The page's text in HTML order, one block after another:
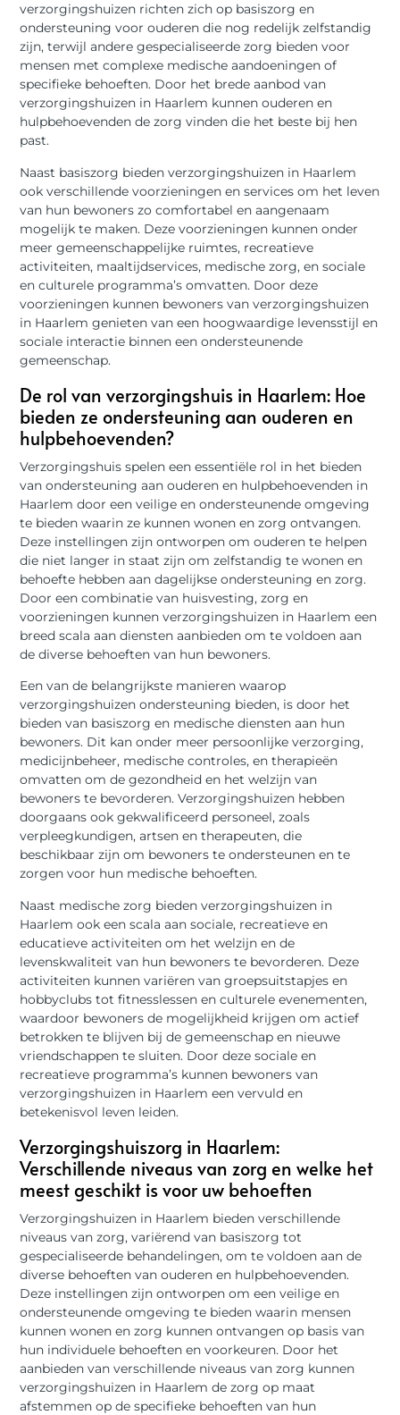
verzorgingshuizen richten zich op basiszorg en
ondersteuning voor ouderen die nog redelijk zelfstandig
zijn, terwijl andere gespecialiseerde zorg bieden voor
mensen met complexe medische aandoeningen of
specifieke behoeften. Door het brede aanbod van
verzorgingshuizen in Haarlem kunnen ouderen en
hulpbehoevenden de zorg vinden die het beste bij hen
past.
Naast basiszorg bieden verzorgingshuizen in Haarlem
ook verschillende voorzieningen en services om het leven
van hun bewoners zo comfortabel en aangenaam
mogelijk te maken. Deze voorzieningen kunnen onder
meer gemeenschappelijke ruimtes, recreatieve
activiteiten, maaltijdservices, medische zorg, en sociale
en culturele programma’s omvatten. Door deze
voorzieningen kunnen bewoners van verzorgingshuizen
in Haarlem genieten van een hoogwaardige levensstijl en
sociale interactie binnen een ondersteunende
gemeenschap.
De rol van verzorgingshuis in Haarlem: Hoe
bieden ze ondersteuning aan ouderen en
hulpbehoevenden?
Verzorgingshuis spelen een essentiële rol in het bieden
van ondersteuning aan ouderen en hulpbehoevenden in
Haarlem door een veilige en ondersteunende omgeving
te bieden waarin ze kunnen wonen en zorg ontvangen.
Deze instellingen zijn ontworpen om ouderen te helpen
die niet langer in staat zijn om zelfstandig te wonen en
behoefte hebben aan dagelijkse ondersteuning en zorg.
Door een combinatie van huisvesting, zorg en
voorzieningen kunnen verzorgingshuizen in Haarlem een
breed scala aan diensten aanbieden om te voldoen aan
de diverse behoeften van hun bewoners.
Een van de belangrijkste manieren waarop
verzorgingshuizen ondersteuning bieden, is door het
bieden van basiszorg en medische diensten aan hun
bewoners. Dit kan onder meer persoonlijke verzorging,
medicijnbeheer, medische controles, en therapieën
omvatten om de gezondheid en het welzijn van
bewoners te bevorderen. Verzorgingshuizen hebben
doorgaans ook gekwalificeerd personeel, zoals
verpleegkundigen, artsen en therapeuten, die
beschikbaar zijn om bewoners te ondersteunen en te
zorgen voor hun medische behoeften.
Naast medische zorg bieden verzorgingshuizen in
Haarlem ook een scala aan sociale, recreatieve en
educatieve activiteiten om het welzijn en de
levenskwaliteit van hun bewoners te bevorderen. Deze
activiteiten kunnen variëren van groepsuitstapjes en
hobbyclubs tot fitnesslessen en culturele evenementen,
waardoor bewoners de mogelijkheid krijgen om actief
betrokken te blijven bij de gemeenschap en nieuwe
vriendschappen te sluiten. Door deze sociale en
recreatieve programma’s kunnen bewoners van
verzorgingshuizen in Haarlem een vervuld en
betekenisvol leven leiden.
Verzorgingshuiszorg in Haarlem:
Verschillende niveaus van zorg en welke het
meest geschikt is voor uw behoeften
Verzorgingshuizen in Haarlem bieden verschillende
niveaus van zorg, variërend van basiszorg tot
gespecialiseerde behandelingen, om te voldoen aan de
diverse behoeften van ouderen en hulpbehoevenden.
Deze instellingen zijn ontworpen om een veilige en
ondersteunende omgeving te bieden waarin mensen
kunnen wonen en zorg kunnen ontvangen op basis van
hun individuele behoeften en voorkeuren. Door het
aanbieden van verschillende niveaus van zorg kunnen
verzorgingshuizen in Haarlem de zorg op maat
afstemmen op de specifieke behoeften van hun